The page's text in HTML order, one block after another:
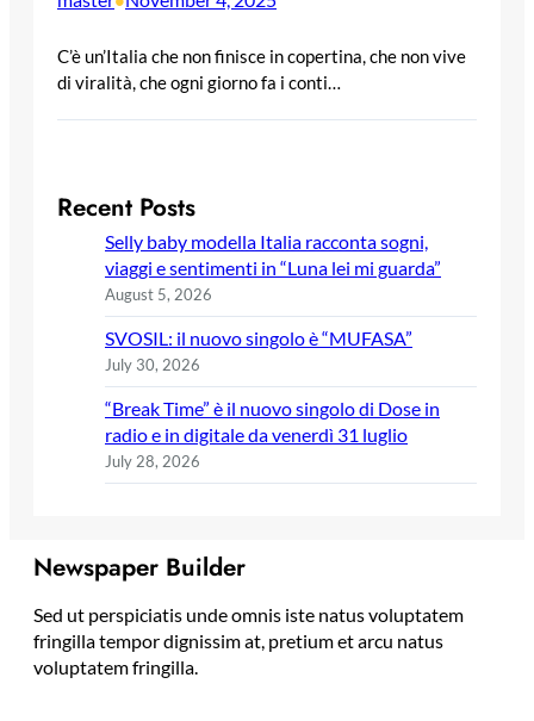
C’è un’Italia che non finisce in copertina, che non vive
di viralità, che ogni giorno fa i conti…
Recent Posts
Selly baby modella Italia racconta sogni,
viaggi e sentimenti in “Luna lei mi guarda”
August 5, 2026
SVOSIL: il nuovo singolo è “MUFASA”
July 30, 2026
“Break Time” è il nuovo singolo di Dose in
radio e in digitale da venerdì 31 luglio
July 28, 2026
Newspaper Builder
Sed ut perspiciatis unde omnis iste natus voluptatem
fringilla tempor dignissim at, pretium et arcu natus
voluptatem fringilla.